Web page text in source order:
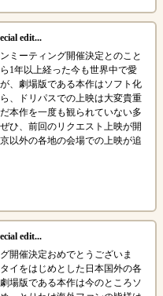
edit...
ミーティング開催決定とのこと
1年以上経った今も世界中で愛
、劇場版である本作はソフト化
、ドリパスでの上映は大変貴重
本作を一度も観られていない多
ひ、前回のリクエスト上映が開
以外の各地の会場での上映が追
edit...
開催決定おめでとうございま
イをはじめとした日本国外の各
場版である本作は今のところソ